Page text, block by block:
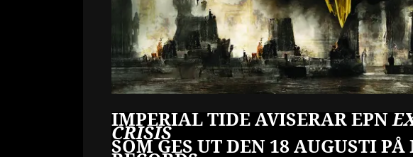
IMPERIAL TIDE AVISERAR EPN
CRISIS
SOM GES UT DEN 18 AUGUSTI PÅ